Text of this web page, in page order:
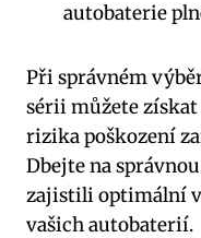
autobaterie
Při správném
sérii můžete získat
rizika poškození
Dbejte na
zajistili optimální
vašich autobaterií.